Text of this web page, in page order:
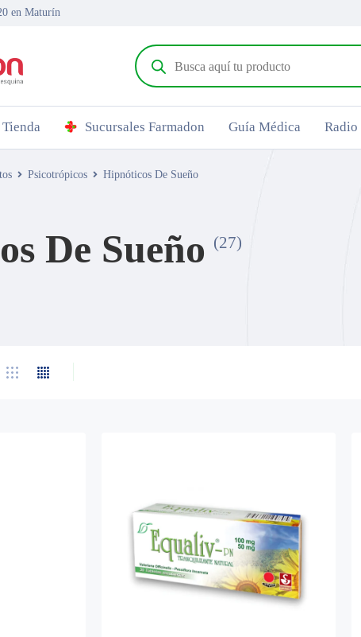
en Maturín
Tienda Sucursales Farmadon Guía Médica Radio
Psicotrópicos Hipnóticos De Sueño
De Sueño (27)